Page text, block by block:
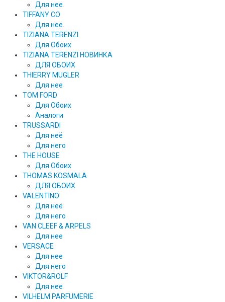
Для нее
TIFFANY CO
Для нее
TIZIANA TERENZI
Для Обоих
TIZIANA TERENZI НОВИНКА
ДЛЯ ОБОИХ
THIERRY MUGLER
Для нее
TOM FORD
Для Обоих
Аналоги
TRUSSARDI
Для неё
Для него
THE HOUSE
Для Обоих
THOMAS KOSMALA
ДЛЯ ОБОИХ
VALENTINO
Для неё
Для него
VAN CLEEF & ARPELS
Для нее
VERSACE
Для нее
Для него
VIKTOR&ROLF
Для нее
VILHELM PARFUMERIE